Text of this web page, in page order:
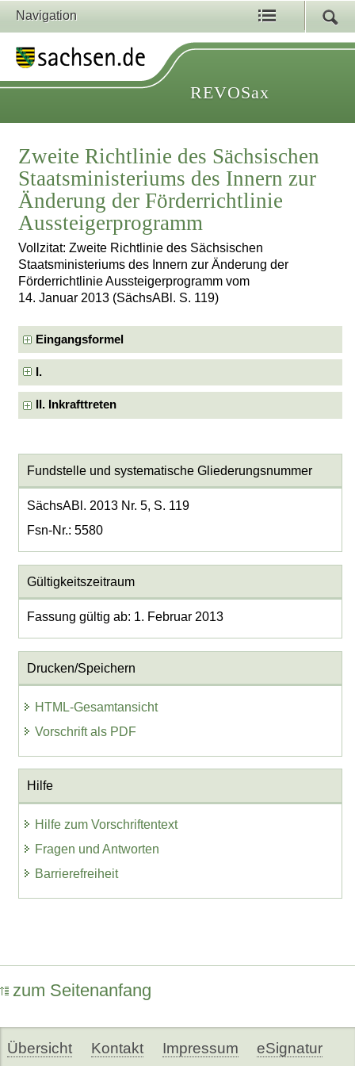
Navigation
REVOSax
Zweite Richtlinie des Sächsischen
Staatsministeriums des Innern zur
Änderung der Förderrichtlinie
Aussteigerprogramm
Vollzitat: Zweite Richtlinie des Sächsischen
Staatsministeriums des Innern zur Änderung der
Förderrichtlinie Aussteigerprogramm vom
14. Januar 2013 (SächsABl. S. 119)
Eingangsformel
I.
II. Inkrafttreten
Fundstelle und systematische Gliederungsnummer
SächsABl. 2013 Nr. 5, S. 119
Fsn-Nr.: 5580
Gültigkeitszeitraum
Fassung gültig ab: 1. Februar 2013
Drucken/Speichern
HTML-Gesamtansicht
Vorschrift als PDF
Hilfe
Hilfe zum Vorschriftentext
Fragen und Antworten
Barrierefreiheit
zum Seitenanfang
Übersicht Kontakt Impressum eSignatur